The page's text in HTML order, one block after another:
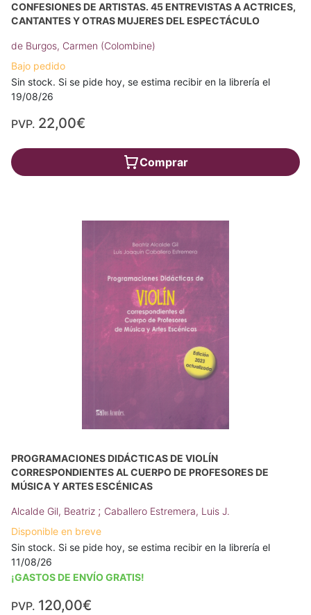
CONFESIONES DE ARTISTAS. 45 ENTREVISTAS A ACTRICES,
CANTANTES Y OTRAS MUJERES DEL ESPECTÁCULO
de Burgos, Carmen (Colombine)
Bajo pedido
Sin stock. Si se pide hoy, se estima recibir en la librería el
19/08/26
PVP. 22,00€
Comprar
PROGRAMACIONES DIDÁCTICAS DE VIOLÍN
CORRESPONDIENTES AL CUERPO DE PROFESORES DE
MÚSICA Y ARTES ESCÉNICAS
Alcalde Gil, Beatriz ; Caballero Estremera, Luis J.
Disponible en breve
Sin stock. Si se pide hoy, se estima recibir en la librería el
11/08/26
¡GASTOS DE ENVÍO GRATIS!
PVP. 120,00€